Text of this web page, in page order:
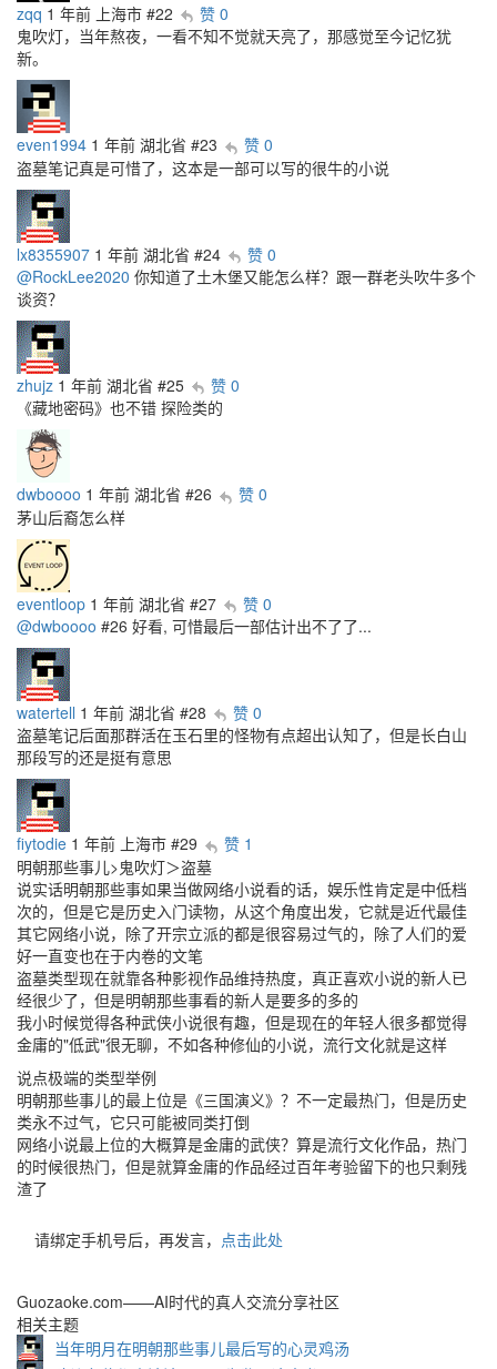
zqq 1 年前 上海市 #22
赞 0
鬼吹灯，当年熬夜，一看不知不觉就天亮了，那感觉至今记忆犹
新。
even1994 1 年前 湖北省 #23
赞 0
盗墓笔记真是可惜了，这本是一部可以写的很牛的小说
lx8355907 1 年前 湖北省 #24
赞 0
@RockLee2020 你知道了土木堡又能怎么样？跟一群老头吹牛多个
谈资？
zhujz 1 年前 湖北省 #25
赞 0
《藏地密码》也不错 探险类的
dwboooo 1 年前 湖北省 #26
赞 0
茅山后裔怎么样
eventloop 1 年前 湖北省 #27
赞 0
@dwboooo #26 好看, 可惜最后一部估计出不了了...
watertell 1 年前 湖北省 #28
赞 0
盗墓笔记后面那群活在玉石里的怪物有点超出认知了，但是长白山
那段写的还是挺有意思
fiytodie 1 年前 上海市 #29
赞 1
明朝那些事儿>鬼吹灯＞盗墓
说实话明朝那些事如果当做网络小说看的话，娱乐性肯定是中低档
次的，但是它是历史入门读物，从这个角度出发，它就是近代最佳
其它网络小说，除了开宗立派的都是很容易过气的，除了人们的爱
好一直变也在于内卷的文笔
盗墓类型现在就靠各种影视作品维持热度，真正喜欢小说的新人已
经很少了，但是明朝那些事看的新人是要多的多的
我小时候觉得各种武侠小说很有趣，但是现在的年轻人很多都觉得
金庸的"低武"很无聊，不如各种修仙的小说，流行文化就是这样
说点极端的类型举例
明朝那些事儿的最上位是《三国演义》？不一定最热门，但是历史
类永不过气，它只可能被同类打倒
网络小说最上位的大概算是金庸的武侠？算是流行文化作品，热门
的时候很热门，但是就算金庸的作品经过百年考验留下的也只剩残
渣了
请绑定手机号后，再发言， 点击此处
Guozaoke.com——AI时代的真人交流分享社区
相关主题
当年明月在明朝那些事儿最后写的心灵鸡汤